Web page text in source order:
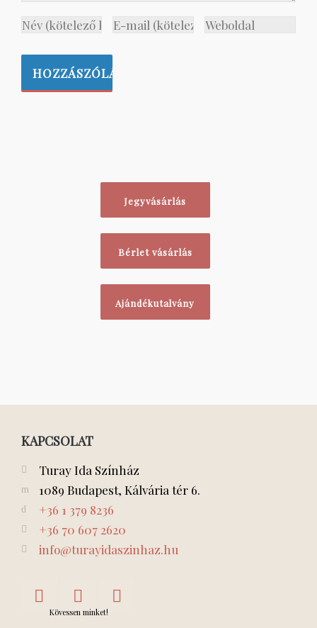
Jegyvásárlás
Bérlet vásárlás
Ajándékutalvány
KAPCSOLAT
Turay Ida Színház
1089 Budapest, Kálvária tér 6.
+36 1 379 8236
+36 70 607 2620
info@turayidaszinhaz.hu
Kövessen minket!